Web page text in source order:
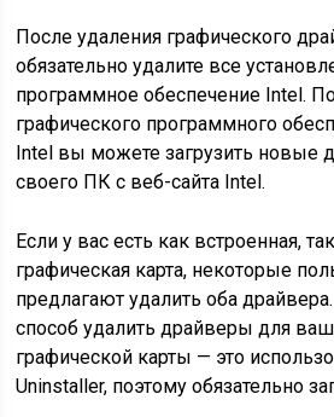
После удаления графического
обязательно удалите все
программное обеспечение Intel.
графического программного
Intel вы можете загрузить новые
своего ПК с веб-сайта Intel.
Если у вас есть как встроенная,
графическая карта, некоторые
предлагают удалить оба
способ удалить драйверы для
графической карты — это
Uninstaller, поэтому обязательно